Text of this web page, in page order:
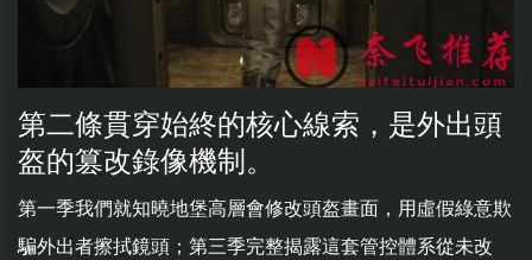
第二條貫穿始終的核心線索，是外出頭
盔的篡改錄像機制。
第一季我們就知曉地堡高層會修改頭盔畫面，用虛假綠意欺
騙外出者擦拭鏡頭；第三季完整揭露這套管控體系從未改